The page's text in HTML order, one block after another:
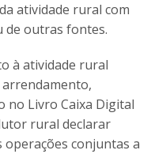
atividade rural com
de outras fontes.
à atividade rural
no Livro Caixa Digital
rural declarar
conjuntas a